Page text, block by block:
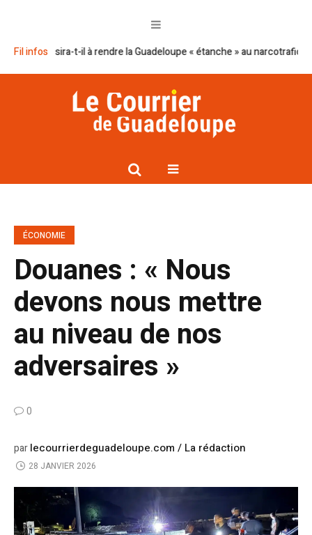
Fil infost-il à rendre la Guadeloupe « étanche » au narcotrafic ? Cap
ÉCONOMIE
Douanes : « Nous
devons nous mettre
au niveau de nos
adversaires »
0
parlecourrierdeguadeloupe.com / La rédaction
28 JANVIER 2026